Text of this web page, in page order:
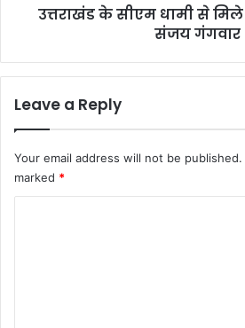
उत्तराखंड के सीएम धामी से मिले
संजय गंगवार
Leave a Reply
Your email address will not be published.
marked *